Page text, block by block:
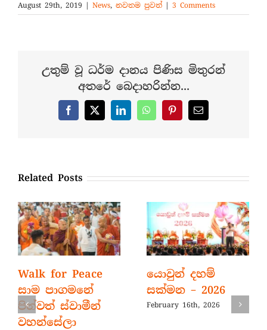
August 29th, 2019 | News, නවතම පුවත් | 3 Comments
උතුම් වූ ධර්ම දානය පිණිස මිතුරන්
අතරේ බෙදාහරින්න...
Facebook
X LinkedInWhatsAppPinterestEmail
Related Posts
Walk for Peace
සාම පාගමනේ
පින්වත් ස්වාමීන්
වහන්සේලා
යොවුන් දහම්
සක්මන – 2026
February 16th, 2026